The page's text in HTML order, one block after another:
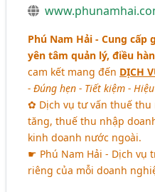
Phú Nam Hải - Cung
yên tâm quản lý, điều
cam kết mang đến DỊCH
- Đúng hẹn - Tiết kiệm -
✿ Dịch vụ tư vấn thuế
tăng, thuế thu nhập
kinh doanh nước ngoài.
☛ Phú Nam Hải - Dịch vụ
riêng của mỗi doanh